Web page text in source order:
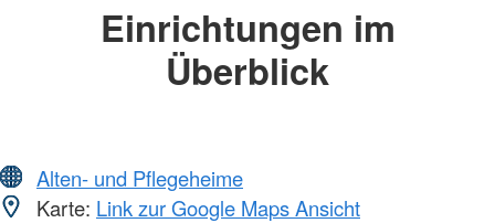
Einrichtungen im
Überblick
Alten- und Pflegeheime
Karte: Link zur Google Maps Ansicht